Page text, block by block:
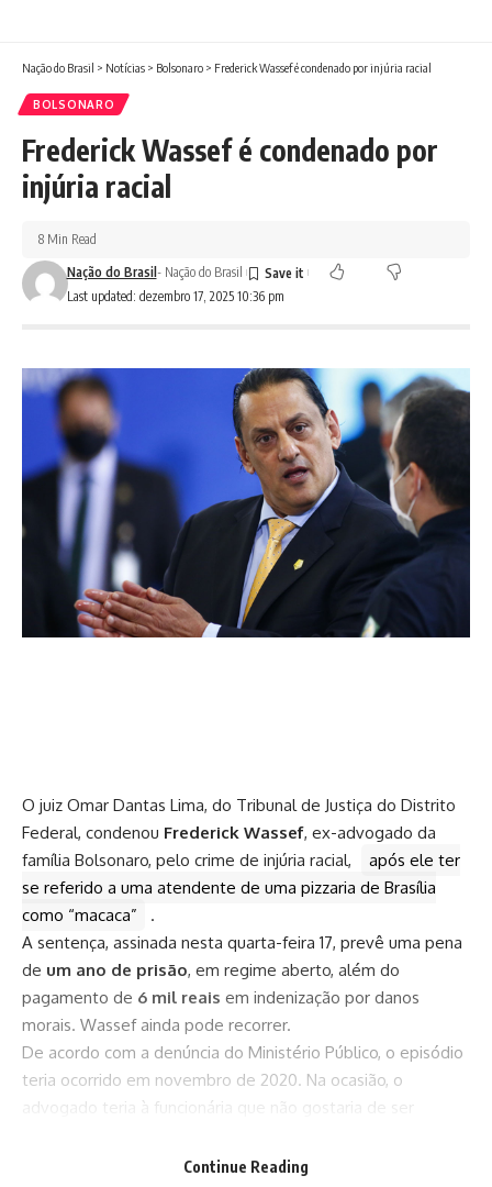
Nação do Brasil > Notícias > Bolsonaro > Frederick Wassef é condenado por injúria racial
BOLSONARO
Frederick Wassef é condenado por
injúria racial
Last updated: dezembro 17, 2025 10:36 pm
Nação do Brasil- Nação do Brasil
8 Min Read
O juiz Omar Dantas Lima, do Tribunal de Justiça do Distrito
Federal, condenou Frederick Wassef, ex-advogado da
família Bolsonaro, pelo crime de injúria racial,
após ele ter
se referido a uma atendente de uma pizzaria de Brasília
como “macaca”
.
A sentença, assinada nesta quarta-feira 17, prevê uma pena
de um ano de prisão, em regime aberto, além do
pagamento de 6 mil reais em indenização por danos
morais. Wassef ainda pode recorrer.
De acordo com a denúncia do Ministério Público, o episódio
teria ocorrido em novembro de 2020. Na ocasião, o
advogado teria à funcionária que não gostaria de ser
tem cara de sonsa e não vai saber anotar meu pedido”,
Continue Reading